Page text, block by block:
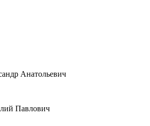
Анатольевич
Павлович